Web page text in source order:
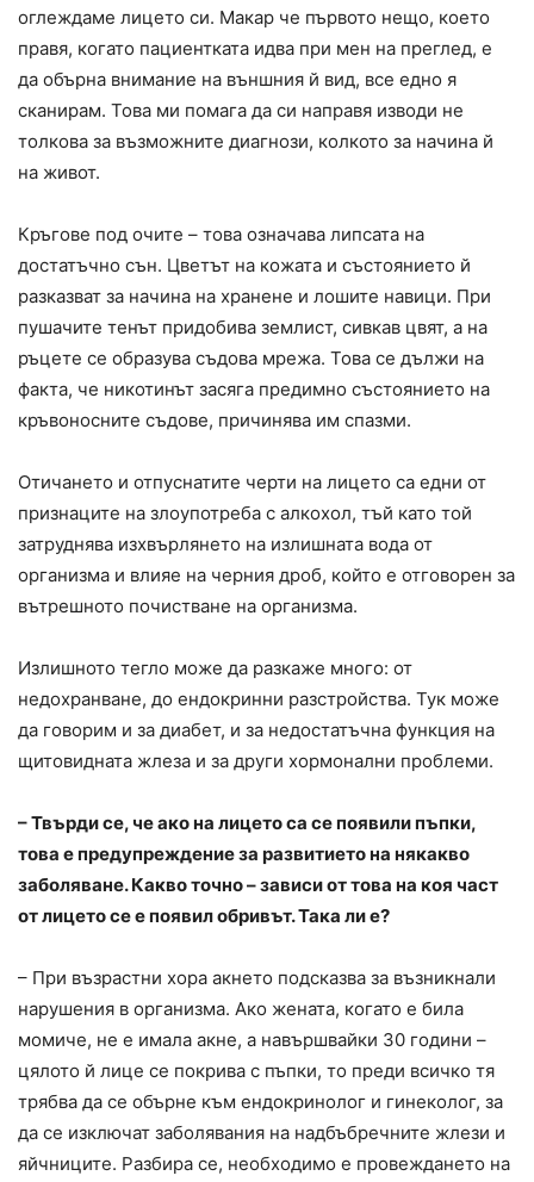
оглеждаме лицето си. Макар че първото нещо, което
правя, когато пациентката идва при мен на преглед, е
да обърна внимание на външния й вид, все едно я
сканирам. Това ми помага да си направя изводи не
толкова за възможните диагнози, колкото за начина й
на живот.
Кръгове под очите – това означава липсата на
достатъчно сън. Цветът на кожата и състоянието й
разказват за начина на хранене и лошите навици. При
пушачите тенът придобива землист, сивкав цвят, а на
ръцете се образува съдова мрежа. Това се дължи на
факта, че никотинът засяга предимно състоянието на
кръвоносните съдове, причинява им спазми.
Отичането и отпуснатите черти на лицето са едни от
признаците на злоупотреба с алкохол, тъй като той
затруднява изхвърлянето на излишната вода от
организма и влияе на черния дроб, който е отговорен за
вътрешното почистване на организма.
Излишното тегло може да разкаже много: от
недохранване, до ендокринни разстройства. Тук може
да говорим и за диабет, и за недостатъчна функция на
щитовидната жлеза и за други хормонални проблеми.
– Твърди се, че ако на лицето са се появили пъпки,
това е предупреждение за развитието на някакво
заболяване. Какво точно – зависи от това на коя част
от лицето се е появил обривът. Така ли е?
– При възрастни хора акнето подсказва за възникнали
нарушения в организма. Ако жената, когато е била
момиче, не е имала акне, а навършвайки 30 години –
цялото й лице се покрива с пъпки, то преди всичко тя
трябва да се обърне към ендокринолог и гинеколог, за
да се изключат заболявания на надбъбречните жлези и
яйчниците. Разбира се, необходимо е провеждането на